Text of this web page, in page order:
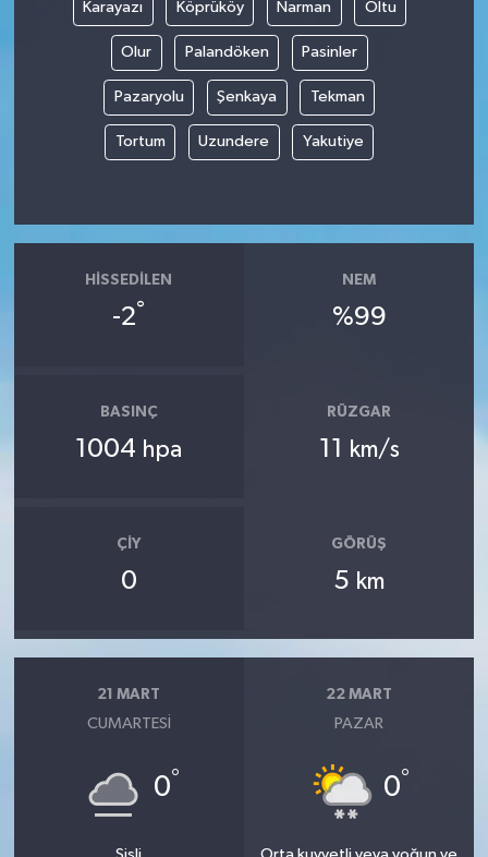
Karayazı Köprüköy Narman Oltu
Olur Palandöken Pasinler
Pazaryolu Şenkaya Tekman
Tortum Uzundere Yakutiye
HISSEDILEN
-2°
NEM
%99
BASINÇ
1004 hpa
RÜZGAR
11 km/s
ÇIY
0
GÖRÜŞ
5 km
21 MART
CUMARTESI
0°
22 MART
PAZAR
0°